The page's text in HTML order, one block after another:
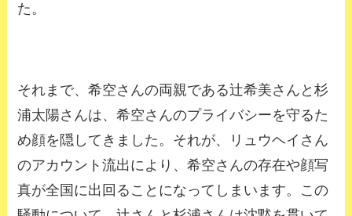
た。
それまで、希空さんの両親である辻希美さんと杉
浦太陽さんは、希空さんのプライバシーを守るた
め顔を隠してきました。それが、リュウヘイさん
のアカウント流出により、希空さんの存在や顔写
真が全国に出回ることになってしまいます。この